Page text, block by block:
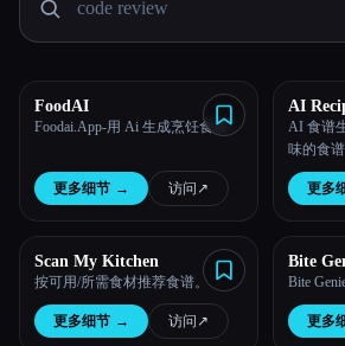
🎓 学生
比较工具
所有分类
关于
FoodAI
Foodai.App-用 Ai 生成烹饪食谱！
更多细节 → 访问 ↗︎
AI
AI 食谱
味的食谱
更多
Scan My Kitchen
按可用/所需食材推荐食谱。
更多细节 → 访问 ↗︎
Bite
Bite
更多